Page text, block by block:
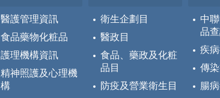
醫護管理資訊
食品藥物化粧品
護理機構資訊
精神照護及心理機
構
衛生企劃目
醫政目
食品、藥政及化粧
品目
防疫及營業衛生目
中
品
疾
傳
腸